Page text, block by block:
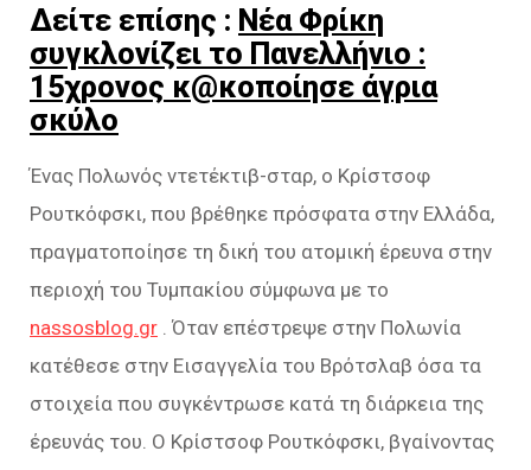
Δείτε επίσης : Νέα Φρίκη
συγκλονίζει το Πανελλήνιο :
15χρονος κ@κοποίησε άγρια
σκύλο
Ένας Πολωνός ντετέκτιβ-σταρ, ο Κρίστσοφ
Ρουτκόφσκι, που βρέθηκε πρόσφατα στην Ελλάδα,
πραγματοποίησε τη δική του ατομική έρευνα στην
περιοχή του Τυμπακίου σύμφωνα με το
nassosblog.gr . Όταν επέστρεψε στην Πολωνία
κατέθεσε στην Εισαγγελία του Βρότσλαβ όσα τα
στοιχεία που συγκέντρωσε κατά τη διάρκεια της
έρευνάς του. Ο Κρίστσοφ Ρουτκόφσκι, βγαίνοντας